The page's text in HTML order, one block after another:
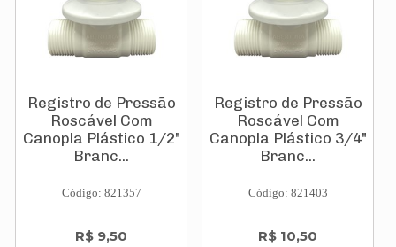
Registro de Pressão
Roscável Com
Canopla Plástico 1/2"
Branc...
Código: 821357
R$ 9,50
Registro de Pressão
Roscável Com
Canopla Plástico 3/4"
Branc...
Código: 821403
R$ 10,50